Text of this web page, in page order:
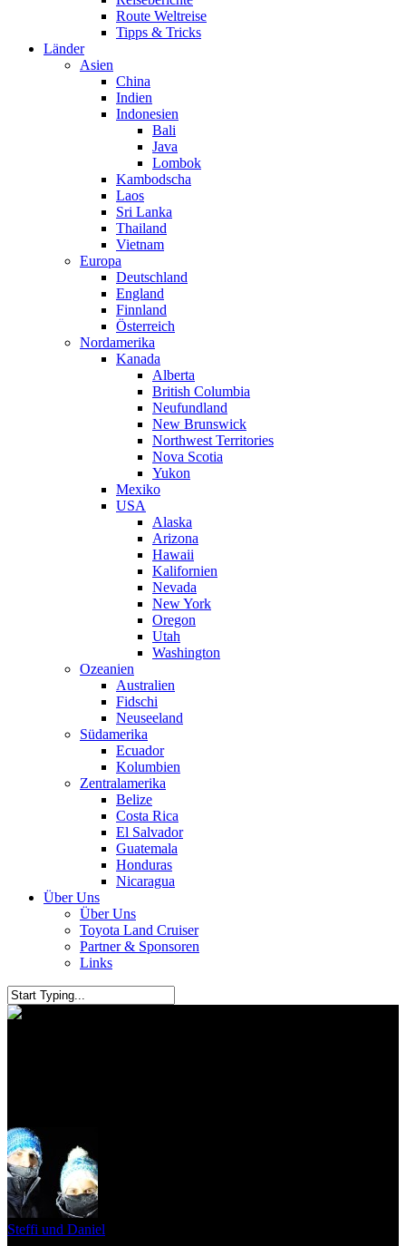
Route Weltreise
Tipps & Tricks
Länder
Asien
China
Indien
Indonesien
Bali
Java
Lombok
Kambodscha
Laos
Sri Lanka
Thailand
Vietnam
Europa
Deutschland
England
Finnland
Österreich
Nordamerika
Kanada
Alberta
British Columbia
Neufundland
New Brunswick
Northwest Territories
Nova Scotia
Yukon
Mexiko
USA
Alaska
Arizona
Hawaii
Kalifornien
Nevada
New York
Oregon
Utah
Washington
Ozeanien
Australien
Fidschi
Neuseeland
Südamerika
Ecuador
Kolumbien
Zentralamerika
Belize
Costa Rica
El Salvador
Guatemala
Honduras
Nicaragua
Über Uns
Über Uns
Toyota Land Cruiser
Partner & Sponsoren
Links
Steffi und Daniel